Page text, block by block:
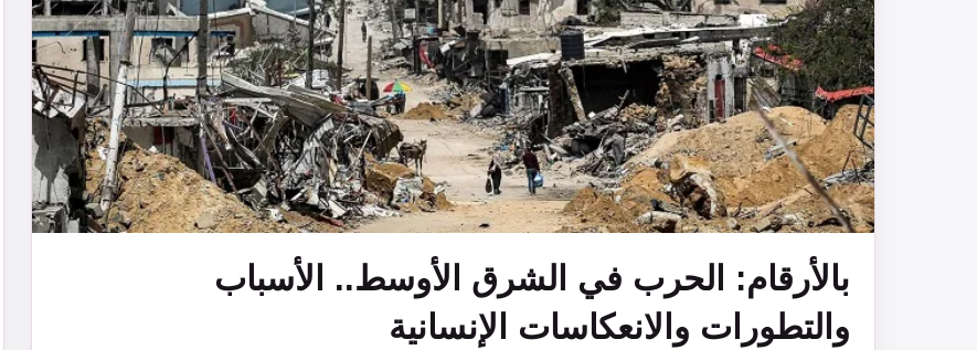
بالأرقام: الحرب في الشرق الأوسط.. الأسباب
والتطورات والانعكاسات الإنسانية